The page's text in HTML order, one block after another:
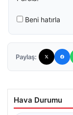
Beni hatırla
Paylaş:
Hava Durumu